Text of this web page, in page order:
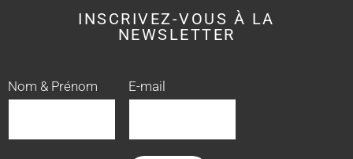
INSCRIVEZ-VOUS À LA
NEWSLETTER
Nom & Prénom E-mail